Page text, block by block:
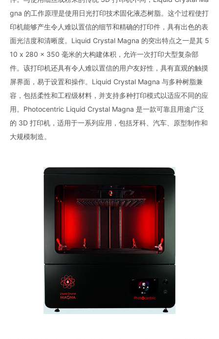
gna 的工作原理是使用日光打印技术固化液态树脂。这个过程使打
印机能够产生令人难以置信的细节和精确的打印件，具有出色的表
面光洁度和清晰度。Liquid Crystal Magna 的突出特点之一是其 5
10 x 280 x 350 毫米的大构建体积，允许一次打印大型复杂部
件。该打印机还具有令人难以置信的用户友好性，具有直观的触摸
屏界面，易于设置和操作。Liquid Crystal Magna 与多种树脂兼
容，包括柔性和工程级材料，并支持多种打印模式以适应不同的应
用。Photocentric Liquid Crystal Magna 是一款可靠且用途广泛
的 3D 打印机，适用于一系列应用，包括牙科、汽车、原型制作和
大规模制造。